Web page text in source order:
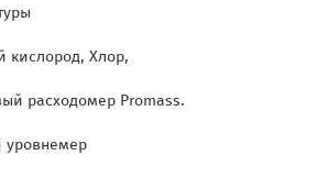
кислород, Хлор,
расходомер Promass.
уровнемер